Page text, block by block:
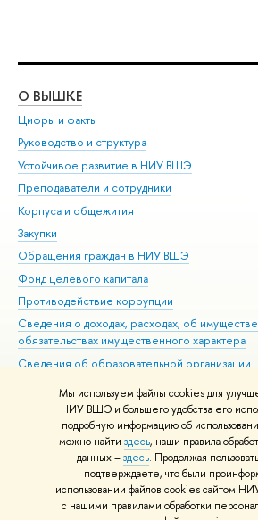
Мы используем файлы cookies для
НИУ ВШЭ и большего удобства его
подробную информацию об
можно найти здесь, наши правила
данных –здесь. Продолжая
подтверждаете, что были
использовании файлов cookies сайтом
с нашими правилами обработки
О ВЫШКЕ
Цифры и факты
Руководство и структура
Устойчивое развитие в НИУ ВШЭ
Преподаватели и сотрудники
Корпуса и общежития
Закупки
Обращения граждан в НИУ ВШЭ
Фонд целевого капитала
Противодействие коррупции
Сведения о доходах, расходах, об
обязательствах имущественного характера
Сведения об образовательной организации
Людям с ограниченными возможностями
Единая платежная страница
Работа в Вышке
© НИУ ВШЭ 1993–2026 Адреса и контакты
материалов Политика конфиденциальности